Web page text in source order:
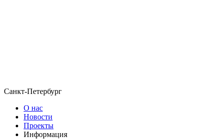
Санкт-Петербург
О нас
Новости
Проекты
Информация